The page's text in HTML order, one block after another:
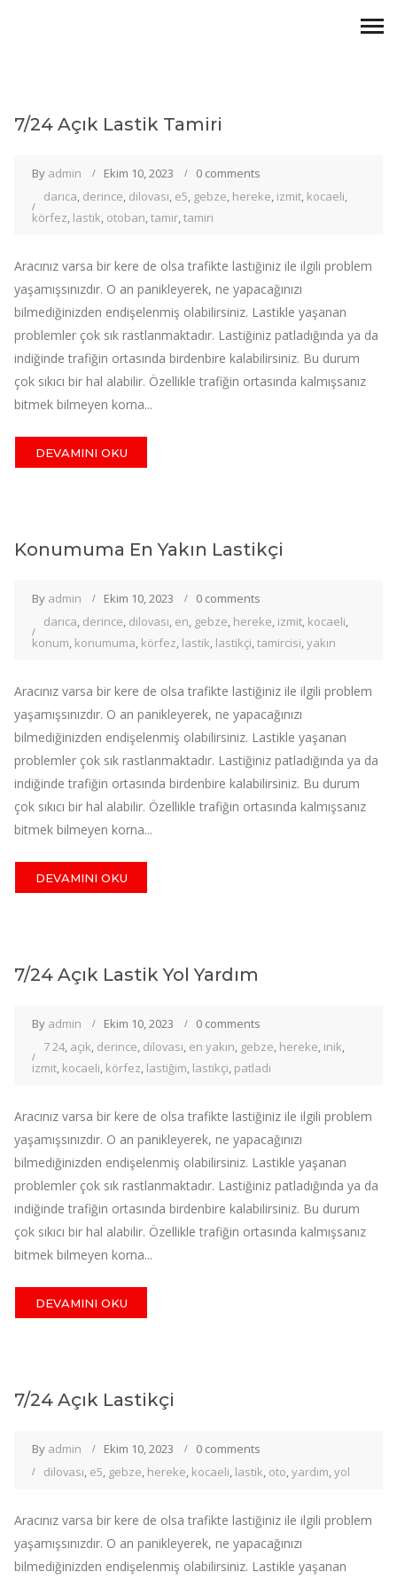
7/24 Açık Lastik Tamiri
By admin Ekim 10, 2023
0 comments
darıca, derince, dilovası, e5, gebze, hereke, izmit, kocaeli,
körfez, lastik, otoban,tamir,tamiri
Aracınız varsa bir kere de olsa trafikte lastiğiniz ile ilgili problem
yaşamışsınızdır. O an panikleyerek, ne yapacağınızı
bilmediğinizden endişelenmiş olabilirsiniz. Lastikle yaşanan
problemler çok sık rastlanmaktadır. Lastiğiniz patladığında ya da
indiğinde trafiğin ortasında birdenbire kalabilirsiniz. Bu durum
çok sıkıcı bir hal alabilir. Özellikle trafiğin ortasında kalmışsanız
bitmek bilmeyen korna...
DEVAMINI OKU
Konumuma En Yakın Lastikçi
By admin Ekim 10, 2023
0 comments
darıca, derince, dilovası, en, gebze, hereke, izmit, kocaeli,
konum, konumuma, körfez, lastik, lastikçi,tamircisi,yakın
Aracınız varsa bir kere de olsa trafikte lastiğiniz ile ilgili problem
yaşamışsınızdır. O an panikleyerek, ne yapacağınızı
bilmediğinizden endişelenmiş olabilirsiniz. Lastikle yaşanan
problemler çok sık rastlanmaktadır. Lastiğiniz patladığında ya da
indiğinde trafiğin ortasında birdenbire kalabilirsiniz. Bu durum
çok sıkıcı bir hal alabilir. Özellikle trafiğin ortasında kalmışsanız
bitmek bilmeyen korna...
DEVAMINI OKU
7/24 Açık Lastik Yol Yardım
By admin Ekim 10, 2023
0 comments
7 24, açık, derince, dilovası, en yakın, gebze, hereke, inik,
izmit, kocaeli, körfez, lastiğim, lastikçi, patladı
Aracınız varsa bir kere de olsa trafikte lastiğiniz ile ilgili problem
yaşamışsınızdır. O an panikleyerek, ne yapacağınızı
bilmediğinizden endişelenmiş olabilirsiniz. Lastikle yaşanan
problemler çok sık rastlanmaktadır. Lastiğiniz patladığında ya da
indiğinde trafiğin ortasında birdenbire kalabilirsiniz. Bu durum
çok sıkıcı bir hal alabilir. Özellikle trafiğin ortasında kalmışsanız
bitmek bilmeyen korna...
DEVAMINI OKU
7/24 Açık Lastikçi
By admin Ekim 10, 2023
0 comments
dilovası, e5, gebze, hereke, kocaeli, lastik, oto,yardım,yol
Aracınız varsa bir kere de olsa trafikte lastiğiniz ile ilgili problem
yaşamışsınızdır. O an panikleyerek, ne yapacağınızı
bilmediğinizden endişelenmiş olabilirsiniz. Lastikle yaşanan